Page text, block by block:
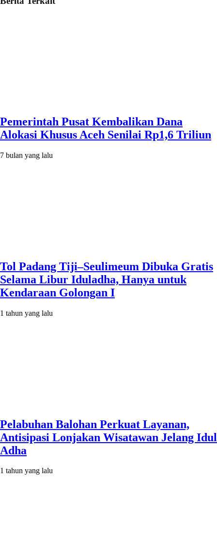
Pemerintah Pusat Kembalikan Dana
Alokasi Khusus Aceh Senilai Rp1,6 Triliun
7 bulan yang lalu
Tol Padang Tiji–Seulimeum Dibuka Gratis
Selama Libur Iduladha, Hanya untuk
Kendaraan Golongan I
1 tahun yang lalu
Pelabuhan Balohan Perkuat Layanan,
Antisipasi Lonjakan Wisatawan Jelang Idul
Adha
1 tahun yang lalu